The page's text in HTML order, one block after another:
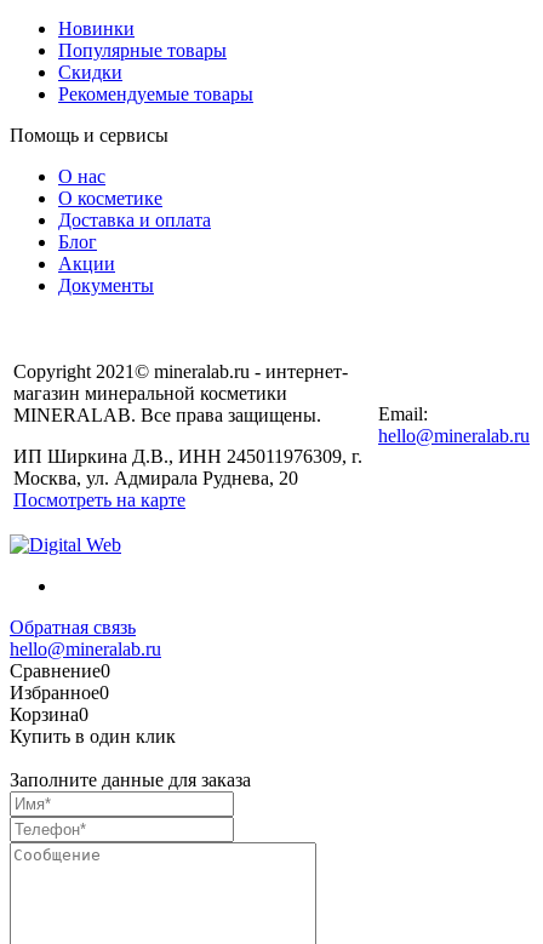
Новинки
Популярные товары
Скидки
Рекомендуемые товары
Помощь и сервисы
О нас
О косметике
Доставка и оплата
Блог
Акции
Документы
Copyright 2021© mineralab.ru - интернет-
магазин минеральной косметики
MINERALAB. Все права защищены.
ИП Ширкина Д.В., ИНН 245011976309, г.
Москва, ул. Адмирала Руднева, 20
Посмотреть на карте
Email:
hello@mineralab.ru
Обратная связь
hello@mineralab.ru
Сравнение0
Избранное0
Корзина0
Купить в один клик
Заполните данные для заказа